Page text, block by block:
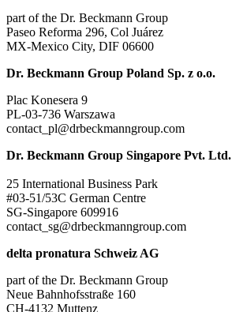
part of the Dr. Beckmann Group
Paseo Reforma 296, Col Juárez
MX-Mexico City, DIF 06600
Dr. Beckmann Group Poland Sp. z o.o.
Plac Konesera 9
PL-03-736 Warszawa
contact_pl@drbeckmanngroup.com
Dr. Beckmann Group Singapore Pvt. Ltd.
25 International Business Park
#03-51/53C German Centre
SG-Singapore 609916
contact_sg@drbeckmanngroup.com
delta pronatura Schweiz AG
part of the Dr. Beckmann Group
Neue Bahnhofsstraße 160
CH-4132 Muttenz